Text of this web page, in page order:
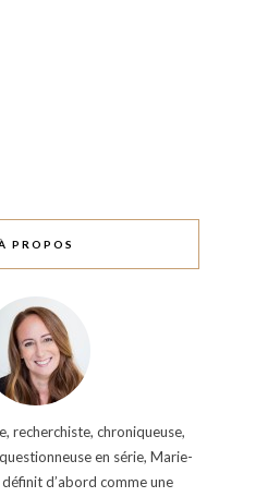
PROPOS
recherchiste, chroniqueuse,
en série, Marie-
définit d’abord comme une